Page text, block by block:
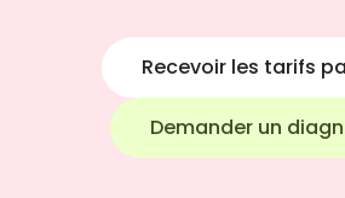
Recevoir les tarifs
Demander un